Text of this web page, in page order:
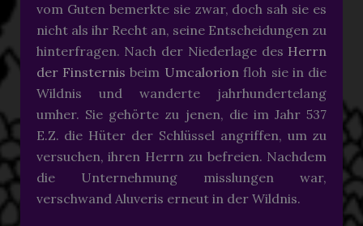
vom Guten bemerkte sie zwar, doch sah sie es
nicht als ihr Recht an, seine Entscheidungen zu
hinterfragen. Nach der Niederlage des Herrn
der Finsternis beim Umcalorionfloh sie in die
Wildnis und wanderte jahrhundertelang
umher. Sie gehörte zu jenen, die im Jahr 537
E.Z. die Hüter der Schlüssel angriffen, um zu
versuchen, ihren Herrn zu befreien. Nachdem
die Unternehmung misslungen war,
verschwand Aluveris erneut in der Wildnis.